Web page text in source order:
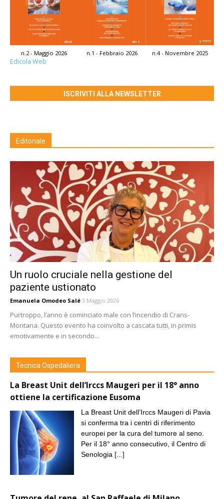
n.2 - Maggio 2026 n.1 - Febbraio 2026 n.4 - Novembre 2025
Edicola Web
ISCRIVITI ALLA NEWSLETTER
Editoriale
Un ruolo cruciale nella gestione del
paziente ustionato
Emanuela Omodeo Salé 3 Maggio 2026
Purtroppo, l’anno è cominciato male con l’incendio di Crans-
Montana. Questo evento ha coinvolto a cascata tutti, in primis
emotivamente e in secondo...
Tecnica Ospedaliera
La Breast Unit dell’Irccs Maugeri per il 18° anno
ottiene la certificazione Eusoma
La Breast Unit dell’Irccs Maugeri di Pavia
si conferma tra i centri di riferimento
europei per la cura del tumore al seno.
Per il 18° anno consecutivo, il Centro di
Senologia [...]